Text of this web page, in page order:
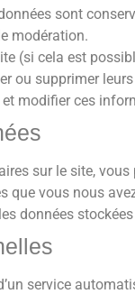
sont
modération.
(si cela est
ou supprimer
et modifier ces
sur le site,
vous nous
données
service